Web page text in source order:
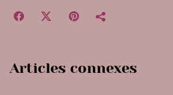
Articles connexes